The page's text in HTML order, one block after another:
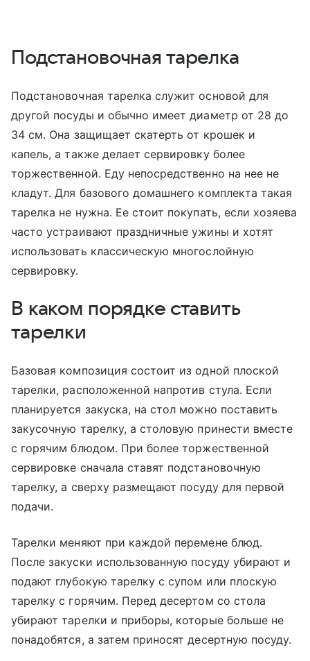
Подстановочная тарелка
Подстановочная тарелка служит основой для
другой посуды и обычно имеет диаметр от 28 до
34 см. Она защищает скатерть от крошек и
капель, а также делает сервировку более
торжественной. Еду непосредственно на нее не
кладут. Для базового домашнего комплекта такая
тарелка не нужна. Ее стоит покупать, если хозяева
часто устраивают праздничные ужины и хотят
использовать классическую многослойную
сервировку.
В каком порядке ставить
тарелки
Базовая композиция состоит из одной плоской
тарелки, расположенной напротив стула. Если
планируется закуска, на стол можно поставить
закусочную тарелку, а столовую принести вместе
с горячим блюдом. При более торжественной
сервировке сначала ставят подстановочную
тарелку, а сверху размещают посуду для первой
подачи.
Тарелки меняют при каждой перемене блюд.
После закуски использованную посуду убирают и
подают глубокую тарелку с супом или плоскую
тарелку с горячим. Перед десертом со стола
убирают тарелки и приборы, которые больше не
понадобятся, а затем приносят десертную посуду.